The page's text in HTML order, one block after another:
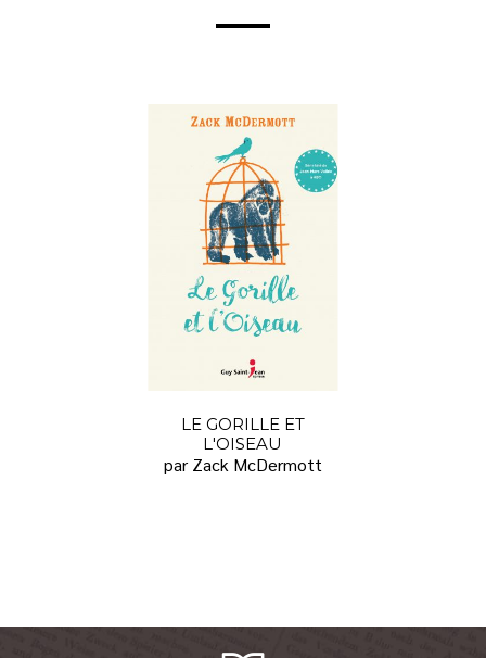
LE GORILLE ET
L'OISEAU
par Zack McDermott